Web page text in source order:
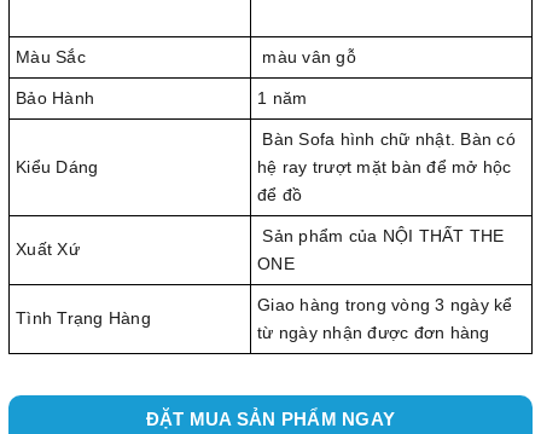
Màu Sắc màu vân gỗ
Bảo Hành 1 năm
Kiểu Dáng
Bàn Sofa hình chữ nhật. Bàn có
hệ ray trượt mặt bàn để mở hộc
để đồ
Xuất Xứ
Sản phẩm của NỘI THẤT THE
ONE
Tình Trạng Hàng
Giao hàng trong vòng 3 ngày kể
từ ngày nhận được đơn hàng
ĐẶT MUA SẢN PHẨM NGAY